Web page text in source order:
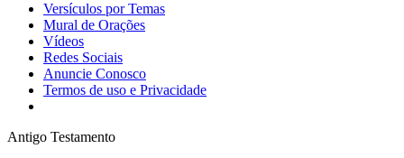
Versículos por Temas
Mural de Orações
Vídeos
Redes Sociais
Anuncie Conosco
Termos de uso e Privacidade
Antigo Testamento